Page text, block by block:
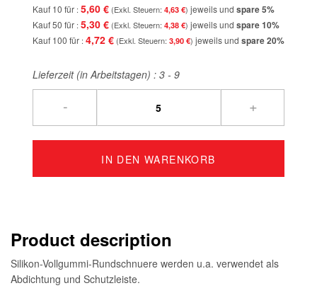
Kauf 10 für 5,60 € 4,63 € jeweils und spare5%
Kauf 50 für 5,30 € 4,38 € jeweils und spare10%
Kauf 100 für 4,72 € 3,90 € jeweils und spare20%
Lieferzeit (in Arbeitstagen) : 3 - 9
- +
IN DEN WARENKORB
Product description
Silikon-Vollgummi-Rundschnuere werden u.a. verwendet als
Abdichtung und Schutzleiste.